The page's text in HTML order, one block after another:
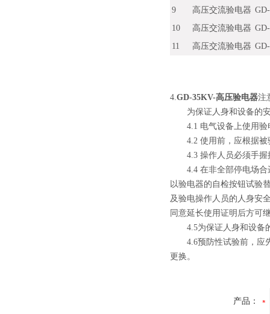
9
高压交流验电器
10
高压交流验电器
11
高压交流验电器
4.GD-35KV-高压验电器注
为保证人身和设备的安
4.1 电气设备上使用验
4.2 使用前，应根据被
4.3 操作人员必须手握
4.4 在非全部停电场合进
以验电器的自检按钮试验
及验电操作人员的人身安
同意延长使用证明后方可
4.5为保证人身和设备的
4.6预防性试验前，应先
更换。
产品：